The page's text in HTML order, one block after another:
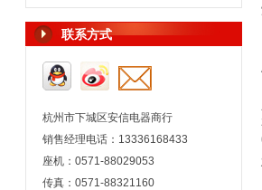
联系方式
杭州市下城区安信电器商行
销售经理电话：13336168433
座机：0571-88029053
传真：0571-88321160